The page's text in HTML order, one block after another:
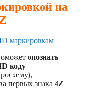
на
маркировкам
опознать
коду
первых знака 4Z